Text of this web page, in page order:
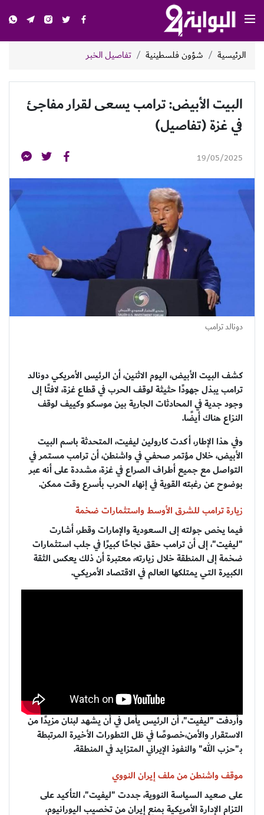
الرئيسية شؤون فلسطينية تفاصيل الخبر
البيت الأبيض: ترامب يسعى لقرار مفاجئ
في غزة (تفاصيل)
19/05/2025
دونالد ترامب
كشف البيت الأبيض، اليوم الاثنين، أن الرئيس الأمريكي دونالد
ترامب يبذل جهودًا حثيثة لوقف الحرب في قطاع غزة، لافتًا إلى
وجود جدية في المحادثات الجارية بين موسكو وكييف لوقف
النزاع هناك أيضًا.
وفي هذا الإطار، أكدت كارولين ليفيت، المتحدثة باسم البيت
الأبيض، خلال مؤتمر صحفي في واشنطن، أن ترامب مستمر في
التواصل مع جميع أطراف الصراع في غزة، مشددة على أنه عبر
بوضوح عن رغبته القوية في إنهاء الحرب بأسرع وقت ممكن.
زيارة ترامب للشرق الأوسط واستثمارات ضخمة
فيما يخص جولته إلى السعودية والإمارات وقطر، أشارت
"ليفيت"، إلى أن ترامب حقق نجاحًا كبيرًا في جلب استثمارات
ضخمة إلى المنطقة خلال زيارته، معتبرة أن ذلك يعكس الثقة
الكبيرة التي يمتلكها العالم في الاقتصاد الأمريكي.
وأردفت "ليفيت"، أن الرئيس يأمل في أن يشهد لبنان مزيدًا من
الاستقرار والأمن،خصوصًا في ظل التطورات الأخيرة المرتبطة
بـ"حزب الله" والنفوذ الإيراني المتزايد في المنطقة.
موقف واشنطن من ملف إيران النووي
على صعيد السياسة النووية، جددت "ليفيت"، التأكيد على
التزام الإدارة الأمريكية بمنع إيران من تخصيب اليورانيوم،